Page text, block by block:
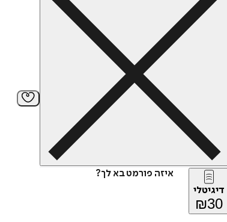
איזה פורמט בא לך?
דיגיטלי
₪30